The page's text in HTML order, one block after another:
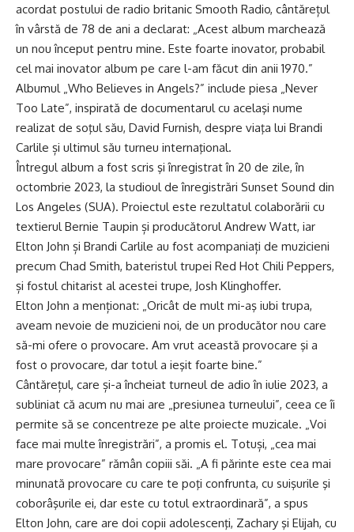
acordat postului de radio britanic Smooth Radio, cântărețul
în vârstă de 78 de ani a declarat: „Acest album marchează
un nou început pentru mine. Este foarte inovator, probabil
cel mai inovator album pe care l-am făcut din anii 1970.”
Albumul „Who Believes in Angels?” include piesa „Never
Too Late”, inspirată de documentarul cu acelaşi nume
realizat de soţul său, David Furnish, despre viaţa lui Brandi
Carlile și ultimul său turneu internaţional.
Întregul album a fost scris şi înregistrat în 20 de zile, în
octombrie 2023, la studioul de înregistrări Sunset Sound din
Los Angeles (SUA). Proiectul este rezultatul colaborării cu
textierul Bernie Taupin și producătorul Andrew Watt, iar
Elton John și Brandi Carlile au fost acompaniați de muzicieni
precum Chad Smith, bateristul trupei Red Hot Chili Peppers,
și fostul chitarist al acestei trupe, Josh Klinghoffer.
Elton John a menționat: „Oricât de mult mi-aş iubi trupa,
aveam nevoie de muzicieni noi, de un producător nou care
să-mi ofere o provocare. Am vrut această provocare şi a
fost o provocare, dar totul a ieşit foarte bine.”
Cântărețul, care și-a încheiat turneul de adio în iulie 2023, a
subliniat că acum nu mai are „presiunea turneului”, ceea ce îi
permite să se concentreze pe alte proiecte muzicale. „Voi
face mai multe înregistrări”, a promis el. Totuși, „cea mai
mare provocare” rămân copiii săi. „A fi părinte este cea mai
minunată provocare cu care te poţi confrunta, cu suişurile şi
coborâşurile ei, dar este cu totul extraordinară”, a spus
Elton John, care are doi copii adolescenţi, Zachary şi Elijah, cu